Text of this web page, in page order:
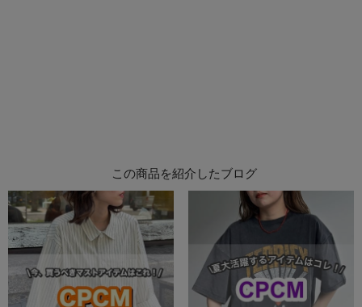
この商品を紹介したブログ